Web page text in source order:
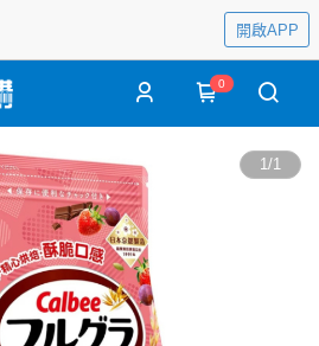
開啟APP
0
1/1